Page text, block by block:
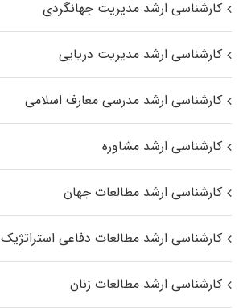
کارشناسی ارشد مدیریت جهانگردی
کارشناسی ارشد مدیریت دریایی
کارشناسی ارشد مدرسی معارف اسلامی
کارشناسی ارشد مشاوره
کارشناسی ارشد مطالعات جهان
کارشناسی ارشد مطالعات دفاعی استراتژیک
کارشناسی ارشد مطالعات زنان